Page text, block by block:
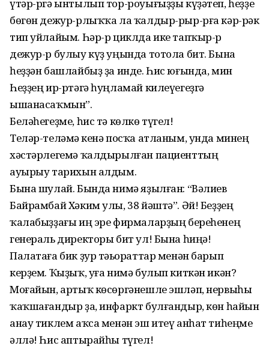
үтәр-ргә ынтылып тор-роуығыҙҙы күҙәтеп, һеҙҙе
бөгөн дежур-рлыҡҡа ла ҡалдыр-рыр-рға кәр-рәк
тип уйлайым. Һәр-р циклда ике тапҡыр-р
дежур-р булыу күҙ уңында тотола бит. Бына
һеҙҙән башлайбыҙ ҙа инде. Һис юғында, мин
Һеҙҙең ир-ртәгә һуңламай килеүегеҙгә
ышанасаҡмын”.
Беләһегеҙме, һис тә көлкө түгел!
Теләр-теләмәҫ кенә посҡа атланым, унда минең
хәстәрлегемә ҡалдырылған пациенттың
ауырыу тарихын алдым.
Бына шулай. Бында нимә яҙылған: “Вәлиев
Байрамбай Хәким улы, 38 йәштә”. Әй! Беҙҙең
ҡалабыҙҙағы иң эре фирмаларҙың береһенең
генераль директоры бит ул! Бына һиңә!
Палатаға бик ҙур тәьҫораттар менән барып
керҙем. Ҡыҙыҡ, уға нимә булып киткән икән?
Моғайын, артыҡ көсөргәнешле эшләп, нервыһы
ҡаҡшағандыр ҙа, инфаркт булғандыр, көн һайын
анау тиклем аҡса менән эш итеү анһат тиһеңме
әллә! Һис аптырайһы түгел!